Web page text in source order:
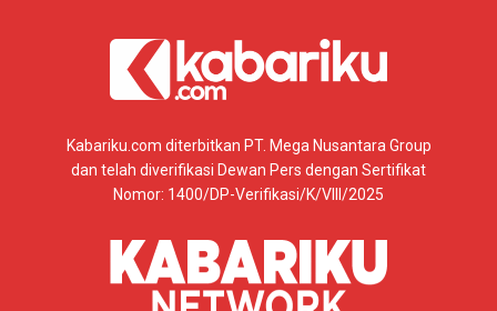
Kabariku.com diterbitkan PT. Mega Nusantara Group
dan telah diverifikasi Dewan Pers dengan Sertifikat
Nomor: 1400/DP-Verifikasi/K/VIII/2025